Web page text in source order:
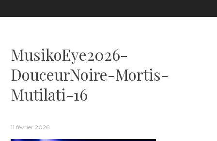
MusikoEye2026-
DouceurNoire-Mortis-
Mutilati-16
11 février 2026